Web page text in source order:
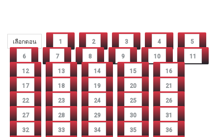
เลือกตอน 1 2 3 4 5
6 7 8 9 10 11
12 13 14 15 16
17 18 19 20 21
22 23 24 25 26
27 28 29 30 31
32 33 34 35 36